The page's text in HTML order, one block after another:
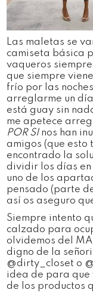
Las maletas se
camiseta básica
vaqueros
que siempre
frío por las
arreglarme un
está guay sin
me apetece
POR SInos han
amigos (que esto
encontrado la
dividir los días en
uno de los
pensado (parte
así os aseguro
Siempre intento
calzado para
olvidemos del
digno de la
@dirty_closet o
idea de para que
de los productos